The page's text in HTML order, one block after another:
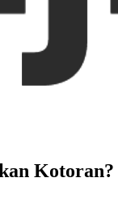
Kotoran?